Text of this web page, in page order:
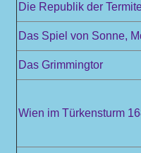
Die Republik der
Das Spiel von Sonne,
Das Grimmingtor
Wien im Türkensturm